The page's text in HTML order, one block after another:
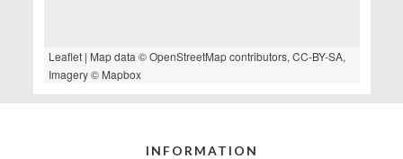
Leaflet| Map data ©OpenStreetMapcontributors, CC-BY-SA,
Imagery © Mapbox
INFORMATION